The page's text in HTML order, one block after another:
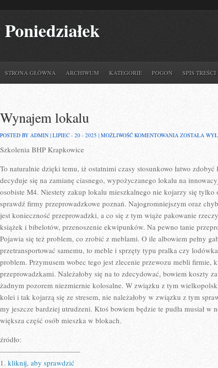
Poniedziałek
STRONA GŁÓWNA ARCHIWUM KATEGORIE POGOŃ SPIS TREŚCI
Wynajem lokalu
POSTED BY ADMIN | LIPIEC - 20 - 2025 | MOŻLIWOŚĆ KOMENTOWANIA WYNAJEM
ZOSTAŁA
Szkolenia BHP Krapkowice
To naturalnie dzięki temu, iż ostatnimi czasy stosunkowo łatwo
decyduje się na zamianę ciasnego, wypożyczanego lokalu na
osobiste M4. Niestety zakup lokalu mieszkalnego nie kojarzy się tylko
sprawdź firmy przeprowadzkowe poznań. Najogromniejszym oraz
jest konieczność przeprowadzki, a co się z tym wiąże pakowanie
książek i bibelotów, przenoszenie ekwipunków. Na pewno tanie
Pojawia się też problem, co zrobić z meblami. O ile albowiem pełny
przetransportować samemu, to meble i sprzęty typu pralka czy
problem. Przymusem wobec tego jest zlecenie przewozu mebli firmie,
przeprowadzkami. Należałoby się na to zdecydować, bowiem koszty
żadnym pozorem niezmiernie kolosalne. W związku z tym
kolei i tak kojarzą się ze stresem, nie należałoby w związku z tym
my jeszcze bardziej utrudzeni. Ktoś bowiem będzie te pudła musiał
większa część osób mieszka w blokach.
źródło:
———————————
1. kliknij, aby sprawdzić